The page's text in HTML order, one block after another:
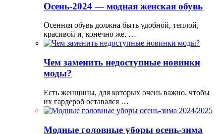
Осень-2024 — модная женская обувь
Осенняя обувь должна быть удобной, теплой,
красивой и, конечно же, …
Чем заменить недоступные новинки
моды?
Есть женщины, для которых очень важно, чтобы
их гардероб оставался …
Модные головные уборы осень-зима